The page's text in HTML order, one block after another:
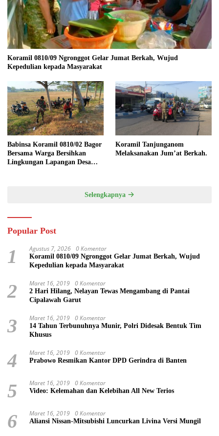
Koramil 0810/09 Ngronggot Gelar Jumat Berkah, Wujud
Kepedulian kepada Masyarakat
Babinsa Koramil 0810/02 Bagor
Bersama Warga Bersihkan
Lingkungan Lapangan Desa
Koramil Tanjunganom
Melaksanakan Jum’at Berkah.
Selengkapnya
Popular Post
1 Agustus 7, 2026 0 Komentar
Koramil 0810/09 Ngronggot Gelar Jumat Berkah, Wujud
Kepedulian kepada Masyarakat
2 Maret 16, 2019 0 Komentar
2 Hari Hilang, Nelayan Tewas Mengambang di Pantai
Cipalawah Garut
3 Maret 16, 2019 0 Komentar
14 Tahun Terbunuhnya Munir, Polri Didesak Bentuk Tim
Khusus
4 Maret 16, 2019 0 Komentar
Prabowo Resmikan Kantor DPD Gerindra di Banten
5 Maret 16, 2019 0 Komentar
Video: Kelemahan dan Kelebihan All New Terios
6 Maret 16, 2019 0 Komentar
Aliansi Nissan-Mitsubishi Luncurkan Livina Versi Mungil